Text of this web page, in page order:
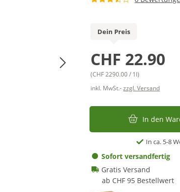
Dein Preis
CHF 22.90
(CHF 2290.00 / 1l)
inkl. MwSt.-zzgl. Versand
In den
In ca. 5-8
Sofort versandfertig
Gratis Versand
ab CHF 95 Bestellwert